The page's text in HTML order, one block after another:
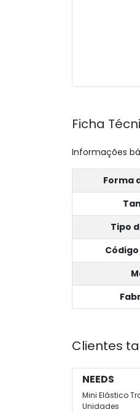
Ficha
Informações
Forma
Tipo
Clientes
NEEDS
Mini Elástico
Unidades